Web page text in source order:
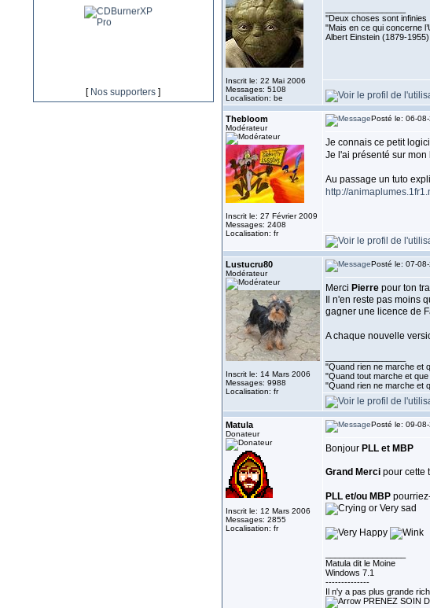
[ Nos supporters ]
Inscrit le: 22 Mai 2006
Messages: 5108
Localisation: be
''Deux choses sont infinies
"Mais en ce qui concerne
Albert Einstein (1879-1955)
Thebloom
Modérateur
Inscrit le: 27 Février 2009
Messages: 2408
Localisation: fr
Posté le: 06-
Je connais ce petit
Je l'ai présenté sur
Au passage un tuto
http://
Lustucru80
Modérateur
Inscrit le: 14 Mars 2006
Messages: 9988
Localisation: fr
Posté le: 07-
Merci Pierrepour ton
Il n'en reste pas moins
gagner une licence de
A chaque nouvelle
"Quand rien ne marche et
"Quand tout marche et
"Quand rien ne marche et
Matula
Donateur
Inscrit le: 12 Mars 2006
Messages: 2855
Localisation: fr
Posté le: 09-
Bonjour PLL et MBP
Grand Mercipour cette
PLL et/ou MBP
Matula dit le Moine
Windows 7.1
--------------
Il n'y a pas plus grande
PRENEZ SOIN